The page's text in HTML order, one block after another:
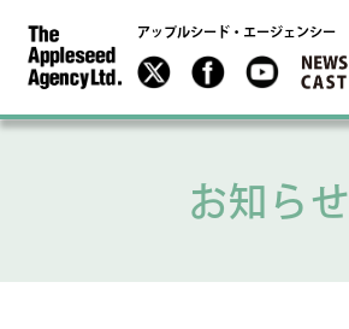
アップルシード・エージェンシー
お知らせ